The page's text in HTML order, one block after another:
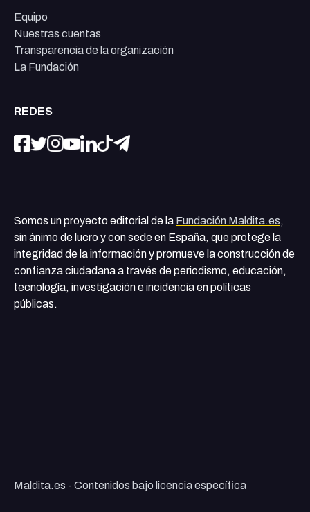
Equipo
Nuestras cuentas
Transparencia de la organización
La Fundación
REDES
Somos un proyecto editorial de la Fundación Maldita.es,
sin ánimo de lucro y con sede en España, que protege la
integridad de la información y promueve la construcción de
confianza ciudadana a través de periodismo, educación,
tecnología, investigación e incidencia en políticas
públicas.
Maldita.es - Contenidos bajo licencia específica